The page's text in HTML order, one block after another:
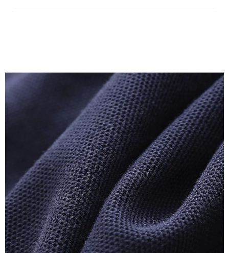
請求用戶進行身份認證。
５．嚴禁一人註冊多個帳號或使用他人資訊註冊。若發現惡意使用之情形，
恩沛科技股份有限公司將有權停止該用戶之使用額度並採取法律行動。
每筆NT$70，滿NT$699(含以上)免運費
每筆NT$90，滿NT$699(含以上)免運費